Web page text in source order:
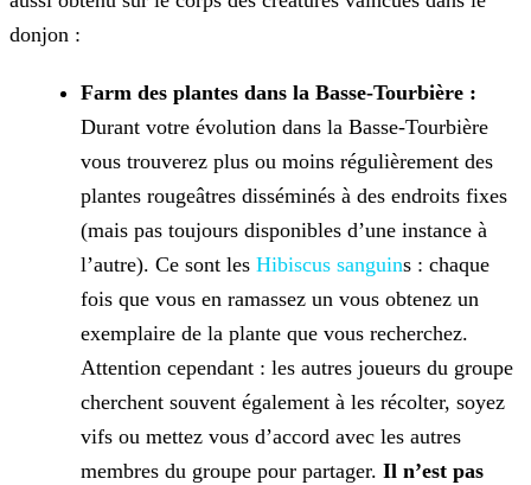
donjon :
Farm des plantes dans la Basse-Tourbière :
Durant votre évolution dans la Basse-Tourbière
vous trouverez plus ou moins régulièrement des
plantes rougeâtres disséminés à des endroits fixes
(mais pas toujours disponibles d’une instance à
l’autre). Ce sont les Hibiscus sanguins : chaque
fois que vous en ramassez un vous obtenez un
exemplaire de la plante que vous recherchez.
Attention cependant : les autres joueurs du groupe
cherchent souvent également à les récolter, soyez
vifs ou mettez vous d’accord avec les autres
membres du groupe pour partager. Il n’est pas